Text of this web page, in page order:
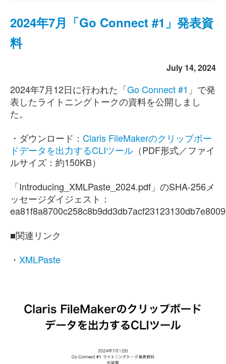
2024年7月「Go Connect #1」発表資
料
July 14, 2024
2024年7月12日に行われた「Go Connect #1 」で発
表したライトニングトークの資料を公開しまし
た。
・ダウンロード： Claris FileMakerのクリップボー
ドデータを出力するCLIツール （PDF形式／ファイ
ルサイズ：約150KB）
「Introducing_XMLPaste_2024.pdf」のSHA-256メ
ッセージダイジェスト：
■関連リンク
・ XMLPaste